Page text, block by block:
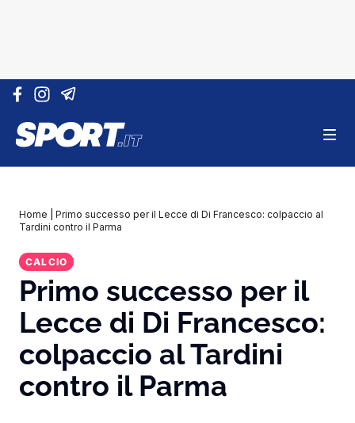
Vai al contenuto
Home
Primo successo per il Lecce di Di Francesco: colpaccio al
Tardini contro il Parma
CALCIO
Primo successo per il
Lecce di Di Francesco:
colpaccio al Tardini
contro il Parma